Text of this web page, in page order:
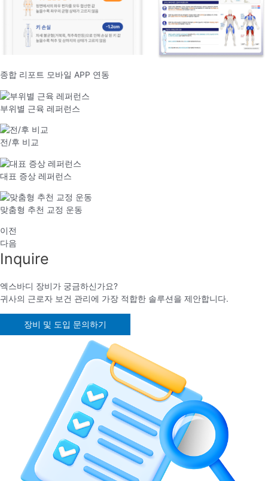
종합 리포트 모바일 APP 연동
부위별 근육 레퍼런스
전/후 비교
대표 증상 레퍼런스
맞춤형 추천 교정 운동
이전
다음
Inquire
엑스바디 장비가 궁금하신가요?
귀사의 근로자 보건 관리에 가장 적합한 솔루션을 제안합니다.
장비 및 도입 문의하기